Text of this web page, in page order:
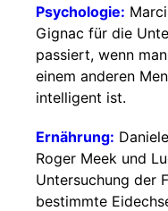
Psychologie:
Gignac für die
passiert, wenn
einem anderen
intelligent ist.
Ernährung:
Roger Meek und
Untersuchung der
bestimmte